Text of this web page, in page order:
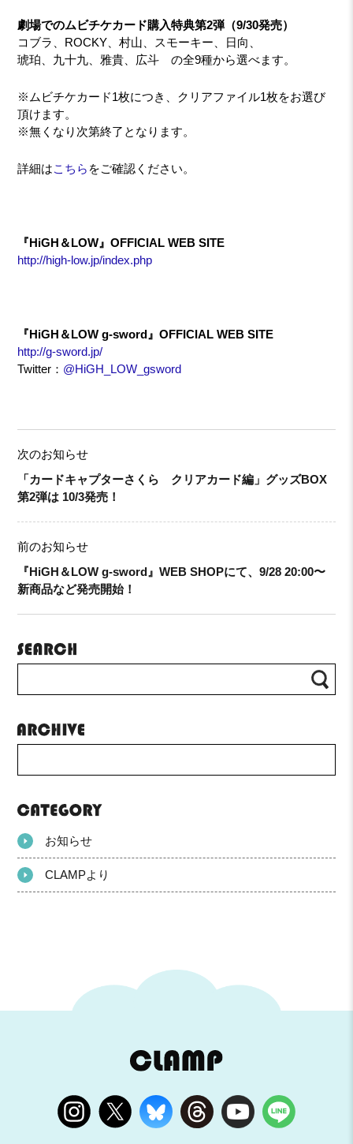
劇場でのムビチケカード購入特典第2弾（9/30発売）
コブラ、ROCKY、村山、スモーキー、日向、
琥珀、九十九、雅貴、広斗 の全9種から選べます。
※ムビチケカード1枚につき、クリアファイル1枚をお選び
頂けます。
※無くなり次第終了となります。
詳細はこちら をご確認ください。
『HiGH＆LOW』OFFICIAL WEB SITE
http://high-low.jp/index.php
『HiGH＆LOW g-sword』OFFICIAL WEB SITE
http://g-sword.jp/
Twitter： @HiGH_LOW_gsword
次のお知らせ
「カードキャプターさくら クリアカード編」グッズBOX
第2弾は 10/3発売！
前のお知らせ
『HiGH＆LOW g-sword』WEB SHOPにて、9/28 20:00〜
新商品など発売開始！
お知らせ
CLAMPより